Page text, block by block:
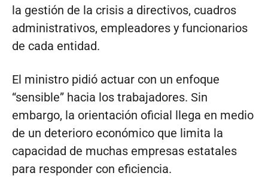
la gestión de la crisis a directivos, cuadros
administrativos, empleadores y funcionarios
de cada entidad.
El ministro pidió actuar con un enfoque
“sensible” hacia los trabajadores. Sin
embargo, la orientación oficial llega en medio
de un deterioro económico que limita la
capacidad de muchas empresas estatales
para responder con eficiencia.